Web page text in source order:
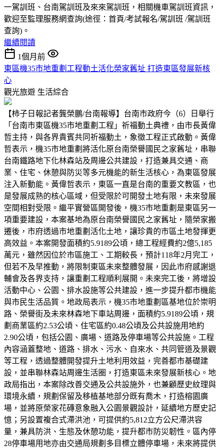
一駕訓班、台南駕訓班及來來駕訓班，相關機車駕訓班資訊，
歡迎至監理服務網查詢(途徑：首頁/考試報名/駕訓班 /駕訓班
查詢)。
繼續閱讀
1個月前
東區機35市地重劃工程動土活化榮家舊址 打造東區發展新核
心
觀光旅遊 生活綜合
【柿子日報記者龔榮鵬/台南報導】台南市政府今（6）日舉行
「台南市東區機35市地重劃工程」祈福動土典禮，由市長黃偉
哲主持，與各界貴賓共同祈福動土，象徵工程正式啟動。黃偉
哲表示，機35市地重劃將活化原台南榮譽國民之家舊址，串聯
台南鐵路地下化林森站及周邊公共建設，打造兼具交通、商
業、住宅、休憩與防災等多元機能的新生活核心，為東區發展
注入新動能。黃偉哲表示，東區一直是台南的重要文教區，也
是發展成熟的核心區域，但受限於可開發土地有限，未來發展
空間相對受限。繼平實營區開發後，機35市地重劃是東區另一
項重要建設，本案基地為原台南榮譽國民之家舊址，隨榮家搬
遷後，市府透過市地重劃活化土地，讓珍貴的市區土地發揮更
高效益。本案開發面積約5.9189公頃，總工程經費約2億5,185
萬元，雖然因位於市區施工、工期較長，預計118年2月完工，
但若不及早推動，將限制東區未來整體發展，因此市府感謝退
輔會及各界支持，讓重劃工程順利展開。未來完工後，將增設
活動中心、公園、排水設施等公共建設，進一步提升都市機能
與市民生活品質。地政局表示，機35市地重劃區基地位於崇明
路、榮譽街及未來林森地下車站周邊，面積約5.9189公頃，規
劃商業區約2.53公頃、住宅區約0.48公頃及公共設施用地約
2.90公頃，包括公園、廣場、道路及停車場等公共設施。工程
內容涵蓋整地、道路、排水、污水、自來水、共同管道及景觀
等工程，透過整體開發提升土地利用效益，完善都市基礎建
設，並串聯林森站周邊生活圈，打造東區未來發展新核心。地
政局指出，本案除改善交通及公共設施外，也兼顧歷史紋理與
環境永續，規劃保留及移植基地部分既有喬木，打造榕園廣
場，並將原榮家花磚意象融入公園景觀設計，延續地方歷史記
憶；另設置複合式滯洪池，可提供約5,812立方公尺滯洪容
量，兼具防洪、生態及休憩功能，提升都市防災韌性。區內停
28停車場用地亦由交通局規劃多目標立體停車場，未來將提供